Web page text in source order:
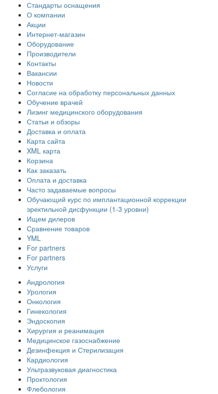
Стандарты оснащения
О компании
Акции
Интернет-магазин
Оборудование
Производители
Контакты
Вакансии
Новости
Согласие на обработку персональных данных
Обучение врачей
Лизинг медицинского оборудования
Статьи и обзоры
Доставка и оплата
Карта сайта
XML карта
Корзина
Как заказать
Оплата и доставка
Часто задаваемые вопросы
Обучающий курс по имплантационной коррекции
эректильной дисфункции (1-3 уровни)
Ищем дилеров
Сравнение товаров
YML
For partners
For partners
Услуги
Андрология
Урология
Онкология
Гинекология
Эндоскопия
Хирургия и реанимация
Медицинское газоснабжение
Дезинфекция и Стерилизация
Кардиология
Ультразвуковая диагностика
Проктология
Флебология